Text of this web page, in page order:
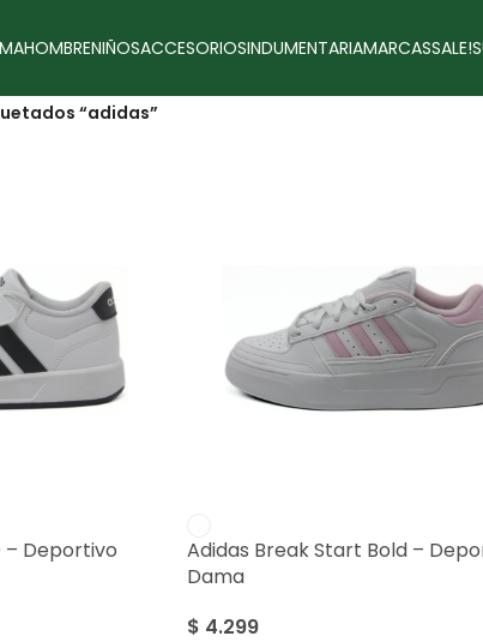
HOMBRENIÑOSACCESORIOSINDUMENTARIAMARCASSALE!
“adidas”
– Deportivo
Adidas Break Start Bold –
Dama
$ 4.299